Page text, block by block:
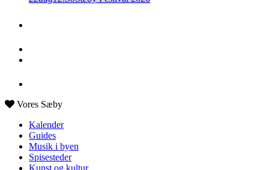
Vores Sæby
Kalender
Guides
Musik i byen
Spisesteder